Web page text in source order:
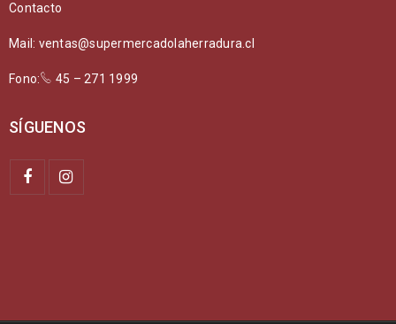
Contacto
Mail: ventas@supermercadolaherradura.cl
Fono: 45 – 271 1999
SÍGUENOS